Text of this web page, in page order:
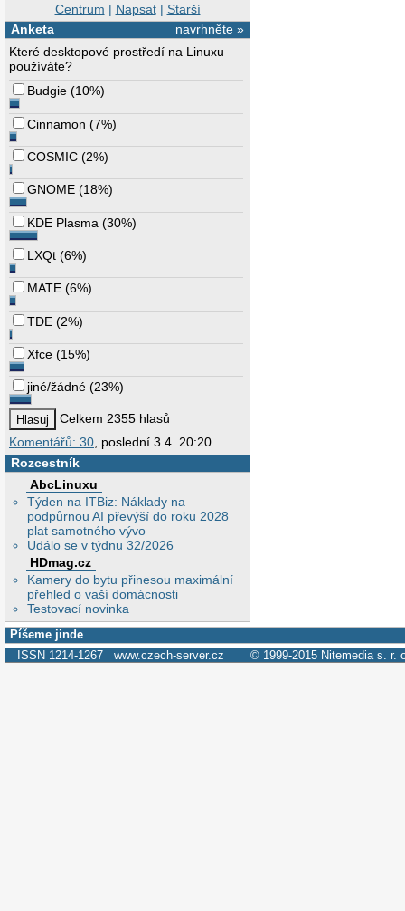
Centrum | Napsat| Starší
navrhněte »
Anketa
Které desktopové prostředí na Linuxu
používáte?
Budgie (10%)
Cinnamon (7%)
COSMIC (2%)
GNOME (18%)
KDE Plasma (30%)
LXQt (6%)
MATE (6%)
TDE (2%)
Xfce (15%)
jiné/žádné (23%)
Celkem 2355 hlasů
Komentářů: 30 , poslední 3.4. 20:20
Rozcestník
AbcLinuxu
Týden na ITBiz: Náklady na
podpůrnou AI převýší do roku 2028
plat samotného vývo
Událo se v týdnu 32/2026
HDmag.cz
Kamery do bytu přinesou maximální
přehled o vaší domácnosti
Testovací novinka
Píšeme jinde
ISSN 1214-1267 www.czech-server.cz © 1999-2015 Nitemedia s. r.